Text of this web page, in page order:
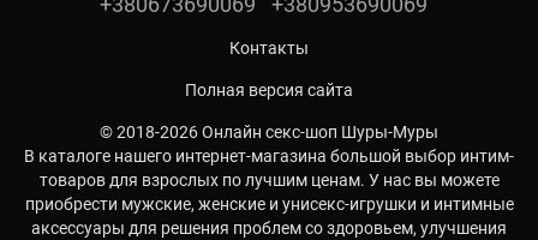
Контакты
Полная версия сайта
© 2018-2026 Онлайн секс-шоп Шуры-Муры
В каталоге нашего интернет-магазина большой выбор интим-
товаров для взрослых по лучшим ценам. У нас вы можете
приобрести мужские, женские и унисекс-игрушки и интимные
аксессуары для решения проблем со здоровьем, улучшения